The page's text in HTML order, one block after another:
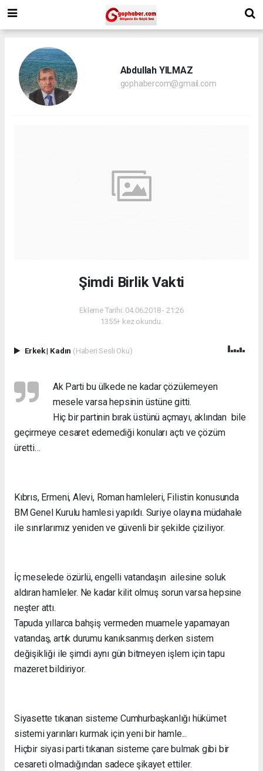
Abdullah YILMAZ
gophabercom@gmail.com
Şimdi Birlik Vakti
Ekleme Tarihi: 04.06.2018 - 21:26
1355+ kez okundu.
Erkek| Kadın (Haberi Sesli Oku)
Ak Parti bu ülkede ne kadar çözülemeyen
mesele varsa hepsinin üstüne gitti.
Hiç bir partinin bırak üstünü açmayı, aklından bile
geçirmeye cesaret edemediği konuları açtı ve çözüm
üretti…
Kıbrıs, Ermeni, Alevi, Roman hamleleri, Filistin konusunda
BM Genel Kurulu hamlesi yapıldı. Suriye olayına müdahale
ile sınırlarımız yeniden ve güvenli bir şekilde çiziliyor.
İç meselede özürlü, engelli vatandaşın ailesine soluk
aldıran hamleler. Ne kadar kilit olmuş sorun varsa hepsine
neşter attı.
Tapuda yıllarca bahşiş vermeden muamele yapamayan
vatandaş, artık durumu kanıksanmış derken sistem
değişikliği ile şimdi aynı gün bitmeyen işlem için tapu
mazeret bildiriyor.
Siyasette tıkanan sisteme Cumhurbaşkanlığı hükümet
sistemi yarınları kurmak için yeni bir hamle...
Hiçbir siyasi parti tıkanan sisteme çare bulmak gibi bir
cesareti olmadığından sadece şikayet ettiler.